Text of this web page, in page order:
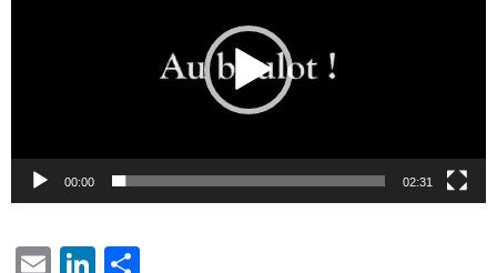
00:00 02:31
EMAIL LINKEDIN